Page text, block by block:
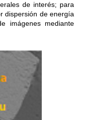
de interés; para
dispersión de energía
imágenes mediante